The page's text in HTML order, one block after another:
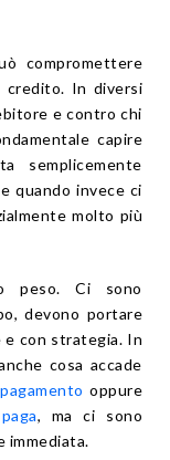
compromettere
credito. In diversi
e contro chi
capire
semplicemente
quando invece ci
molto più
peso. Ci sono
devono portare
e con strategia. In
cosa accade
oppure
, ma ci sono
immediata.